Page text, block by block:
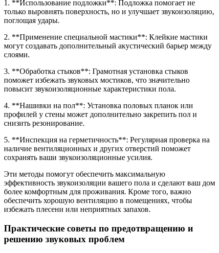
1. **Использование подложки**: Подложка помогает не
только выровнять поверхность, но и улучшает звукоизоляцию,
поглощая удары.
2. **Применение специальной мастики**: Клейкие мастики
могут создавать дополнительный акустический барьер между
слоями.
3. **Обработка стыков**: Грамотная установка стыков
поможет избежать звуковых мостиков, что значительно
повысит звукоизоляционные характеристики пола.
4. **Нашивки на пол**: Установка половых планок или
профилей у стены может дополнительно закрепить пол и
снизить резонирование.
5. **Инспекция на герметичность**: Регулярная проверка на
наличие вентиляционных и других отверстий поможет
сохранять ваши звукоизоляционные усилия.
Эти методы помогут обеспечить максимальную
эффективность звукоизоляции вашего пола и сделают ваш дом
более комфортным для проживания. Кроме того, важно
обеспечить хорошую вентиляцию в помещениях, чтобы
избежать плесени или неприятных запахов.
Практические советы по предотвращению и
решению звуковых проблем